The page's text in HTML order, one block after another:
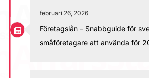
februari 26, 2026
Företagslån – Snabbguide för
småföretagare att använda för